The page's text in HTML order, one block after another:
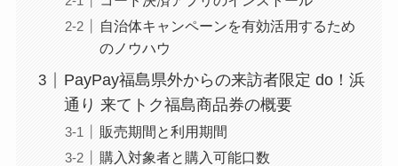
自治体キャンペーンを有効活用するため
のノウハウ
PayPay福島県外からの来訪者限定 do！浜
通り 来てトク福島商品券の概要
販売期間と利用期間
購入対象者と購入可能口数